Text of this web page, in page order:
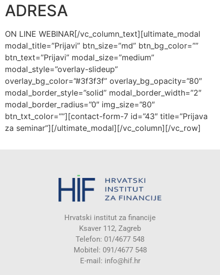
ADRESA
ON LINE WEBINAR[/vc_column_text][ultimate_modal
modal_title=”Prijavi” btn_size=”md” btn_bg_color=””
btn_text=”Prijavi” modal_size=”medium”
modal_style=”overlay-slideup”
overlay_bg_color=”#3f3f3f” overlay_bg_opacity=”80″
modal_border_style=”solid” modal_border_width=”2″
modal_border_radius=”0″ img_size=”80″
btn_txt_color=””][contact-form-7 id=”43″ title=”Prijava
za seminar”][/ultimate_modal][/vc_column][/vc_row]
Hrvatski institut za financije
Ksaver 112, Zagreb
Telefon: 01/4677 548
Mobitel: 091/4677 548
E-mail: info@hif.hr